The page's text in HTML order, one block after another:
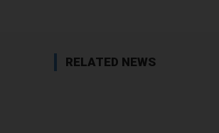
RELATED NEWS